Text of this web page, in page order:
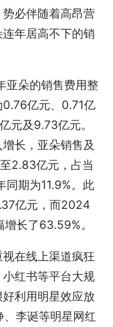
必伴随着高昂营
年居高不下的销
朵的销售费用整
亿元、0.71亿
元及9.73亿元。
长，亚朵销售及
2.83亿元，占当
期为11.9%。此
亿元，而2024
长了63.59%。
在线上渠道疯狂
红书等平台大规
利用明星效应放
李诞等明星网红